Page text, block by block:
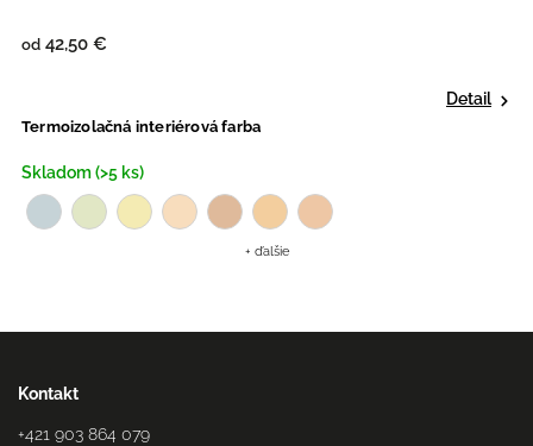
Termoizolačná interiérová farba
Skladom (>5 ks)
od 42,50 €
Detail
+ ďalšie
Kontakt
+421 903 864 079